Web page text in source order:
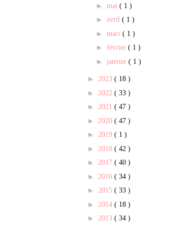
► mai ( 1 )
► avril ( 1 )
► mars ( 1 )
► février ( 1 )
► janvier ( 1 )
► 2023 ( 18 )
► 2022 ( 33 )
► 2021 ( 47 )
► 2020 ( 47 )
► 2019 ( 1 )
► 2018 ( 42 )
► 2017 ( 40 )
► 2016 ( 34 )
► 2015 ( 33 )
► 2014 ( 18 )
► 2013 ( 34 )